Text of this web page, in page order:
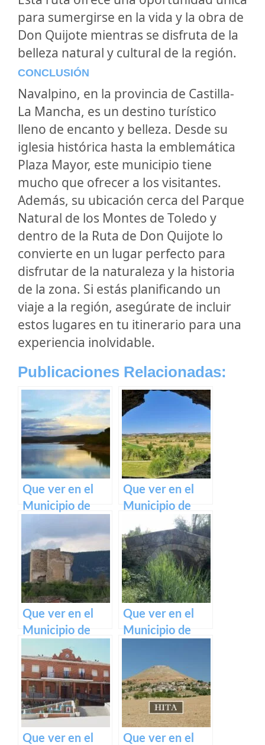
para sumergirse en la vida y la obra de
Don Quijote mientras se disfruta de la
belleza natural y cultural de la región.
CONCLUSIÓN
Navalpino, en la provincia de Castilla-
La Mancha, es un destino turístico
lleno de encanto y belleza. Desde su
iglesia histórica hasta la emblemática
Plaza Mayor, este municipio tiene
mucho que ofrecer a los visitantes.
Además, su ubicación cerca del Parque
Natural de los Montes de Toledo y
dentro de la Ruta de Don Quijote lo
convierte en un lugar perfecto para
disfrutar de la naturaleza y la historia
de la zona. Si estás planificando un
viaje a la región, asegúrate de incluir
estos lugares en tu itinerario para una
experiencia inolvidable.
Publicaciones Relacionadas:
Que ver en el
Municipio de
Cerro en Castilla
La Mancha
Que ver en el
Municipio de
Villanueva de
Guadamejud en
Castilla La
Mancha
Que ver en el
Municipio de
Fresneda de
Altarejos en
Castilla La
Mancha
Que ver en el
Municipio de
Castilla La
Mancha
Que ver en el
Que ver en el